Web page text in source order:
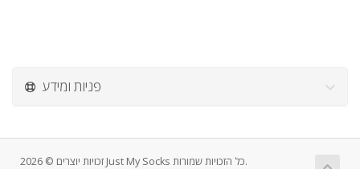
פניות ומידע
זכויות יוצרים © 2026 Just My Socks כל הזכויות שמורות.